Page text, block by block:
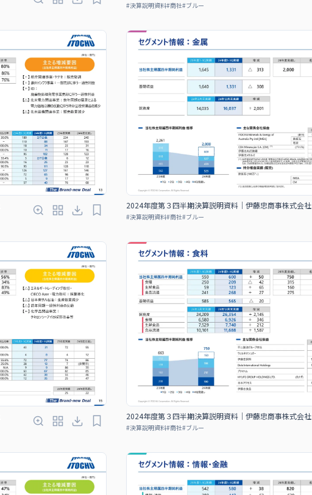
#決算説明資料#商社#ブルー
2024年度第３四半期決算説明資料｜伊藤忠商事株式会社
#決算説明資料#商社#ブルー
2024年度第３四半期決算説明資料｜伊藤忠商事株式会社
#決算説明資料#商社#ブルー